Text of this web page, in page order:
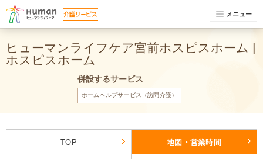
メニュー
ヒューマンライフケア宮前ホスピスホーム |
ホスピスホーム
併設するサービス
ホームヘルプサービス（訪問介護）
TOP 地図・営業時間